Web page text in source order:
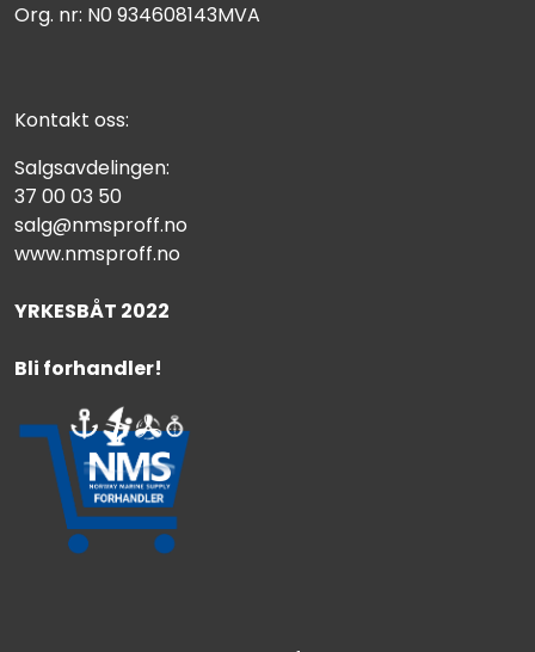
Org. nr: N0 934608143MVA
Kontakt oss:
Salgsavdelingen:
37 00 03 50
salg@nmsproff.no
www.nmsproff.no
YRKESBÅT 2022
Bli forhandler!